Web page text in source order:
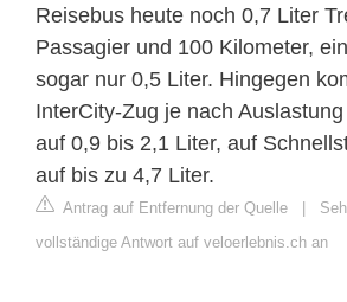
Reisebus heute noch 0,7 Liter
Passagier und 100 Kilometer,
sogar nur 0,5 Liter. Hingegen
InterCity-Zug je nach
auf 0,9 bis 2,1 Liter, auf
auf bis zu 4,7 Liter.
Antrag auf Entfernung der Quelle |
vollständige Antwort auf veloerlebnis.ch an